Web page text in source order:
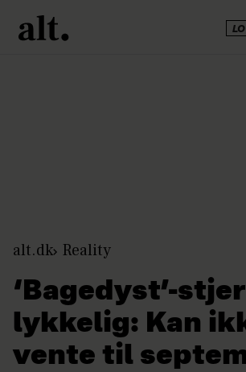
alt.dk Reality
‘Bagedyst’-
lykkelig: Kan
vente til